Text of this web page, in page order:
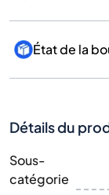
État de la
Détails du
Sous-
catégorie